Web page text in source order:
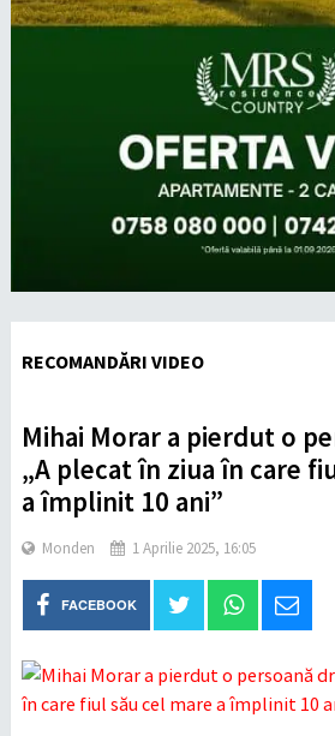
RECOMANDĂRI VIDEO
Mihai Morar a pierdut o
„A plecat în ziua în care
a împlinit 10 ani”
Monden 1 Aprilie 2025, 16:05
FACEBOOK